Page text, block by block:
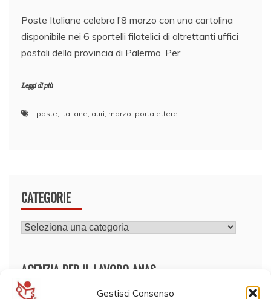
Gestisci Consenso
Poste Italiane celebra l’8 marzo con una cartolina
disponibile nei 6 sportelli filatelici di altrettanti uffici
postali della provincia di Palermo. Per
Leggi di più
poste, italiane, auri, marzo, portalettere
CATEGORIE
CATEGORIE
AGENZIA PER IL LAVORO ANAS